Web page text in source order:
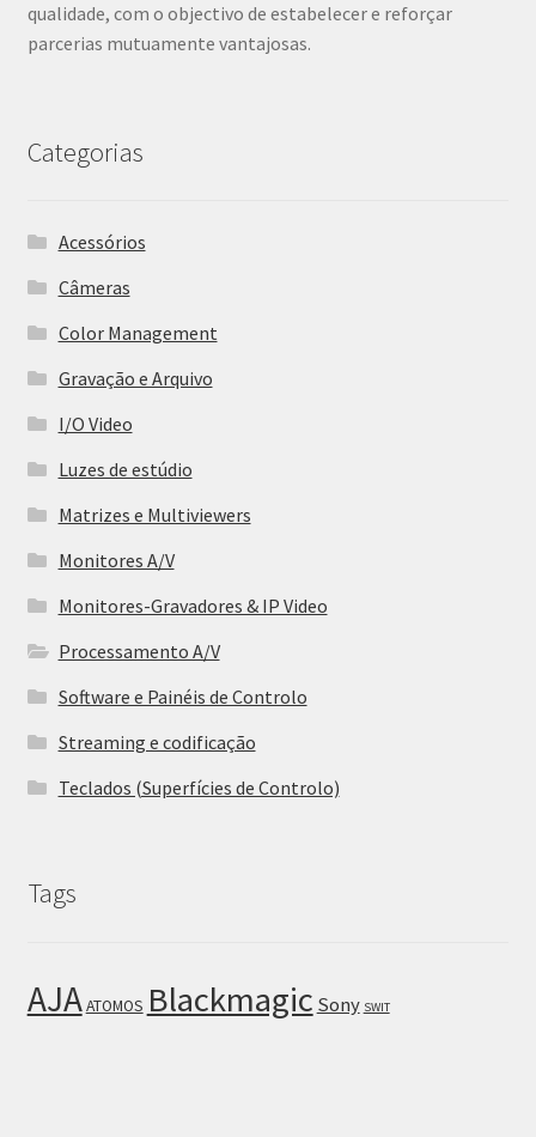
qualidade, com o objectivo de estabelecer e reforçar
parcerias mutuamente vantajosas.
Categorias
Acessórios
Câmeras
Color Management
Gravação e Arquivo
I/O Video
Luzes de estúdio
Matrizes e Multiviewers
Monitores A/V
Monitores-Gravadores & IP Video
Processamento A/V
Software e Painéis de Controlo
Streaming e codificação
Teclados (Superfícies de Controlo)
Tags
AJAATOMOS Blackmagic Sony SWIT